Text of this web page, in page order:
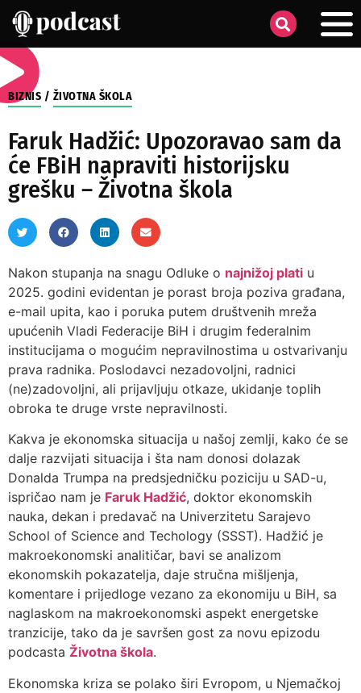
BIZNIS / ŽIVOTNA ŠKOLA
Faruk Hadžić: Upozoravao sam da
će FBiH napraviti historijsku
grešku – Životna škola
Nakon stupanja na snagu Odluke o najnižoj plati u
2025. godini evidentan je porast broja poziva građana,
e-mail upita, kao i poruka putem društvenih mreža
upućenih Vladi Federacije BiH i drugim federalnim
institucijama o mogućim nepravilnostima u ostvarivanju
prava radnika. Poslodavci nezadovoljni, radnici
(ne)zadovoljni, ali prijavljuju otkaze, ukidanje toplih
obroka te druge vrste nepravilnosti.
Kakva je ekonomska situacija u našoj zemlji, kako će se
dalje razvijati situacija i šta nam donosi dolazak
Donalda Trumpa na predsjedničku poziciju u SAD-u,
ispričao nam je Faruk Hadžić, doktor ekonomskih
nauka, dekan i predavač na Univerzitetu Sarajevo
School of Science and Techology (SSST). Hadžić je
makroekonomski analitičar, bavi se analizom
ekonomskih pokazatelja, daje stručna mišljenja,
komentare i prijedloge vezano za ekonomiju u BiH, sa
naglaskom na makroekonomski aspekt energetske
tranzicije, tako da je savršen gost za novu epizodu
podcasta Životna škola.
Ekonomska kriza se polako širi Evropom, u Njemačkoj